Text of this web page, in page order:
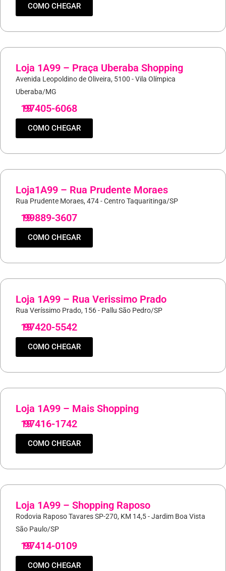
COMO CHEGAR
Loja 1A99 – Praça Uberaba Shopping
Avenida Leopoldino de Oliveira, 5100 - Vila Olímpica
Uberaba/MG
19
97405-6068
COMO CHEGAR
Loja1A99 – Rua Prudente Moraes
Rua Prudente Moraes, 474 - Centro Taquaritinga/SP
19
99889-3607
COMO CHEGAR
Loja 1A99 – Rua Verissimo Prado
Rua Veríssimo Prado, 156 - Pallu São Pedro/SP
19
97420-5542
COMO CHEGAR
Loja 1A99 – Mais Shopping
19
97416-1742
COMO CHEGAR
Loja 1A99 – Shopping Raposo
Rodovia Raposo Tavares SP-270, KM 14,5 - Jardim Boa Vista
São Paulo/SP
19
97414-0109
COMO CHEGAR